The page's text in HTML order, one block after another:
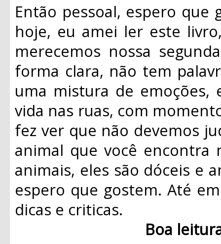
Então pessoal, espero que
hoje, eu amei ler este
merecemos nossa
forma clara, não tem
uma mistura de
vida nas ruas, com
fez ver que não devemos
animal que você encontra
animais, eles são dóceis e
espero que gostem. Até
dicas e criticas.
Boa